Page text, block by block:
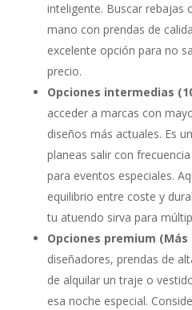
inteligente. Buscar rebajas
mano con prendas de
excelente opción para no
precio.
Opciones intermedias
acceder a marcas con
diseños más actuales. Es
planeas salir con
para eventos especiales.
equilibrio entre coste y
tu atuendo sirva para
Opciones premium (Más
diseñadores, prendas de
de alquilar un traje o
esa noche especial.